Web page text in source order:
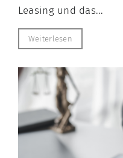
Leasing und das...
Weiterlesen